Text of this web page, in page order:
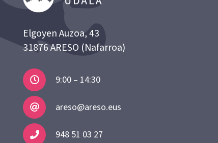
Elgoyen Auzoa, 43
31876 ARESO (Nafarroa)
9:00 – 14:30
areso@areso.eus
948 51 03 27